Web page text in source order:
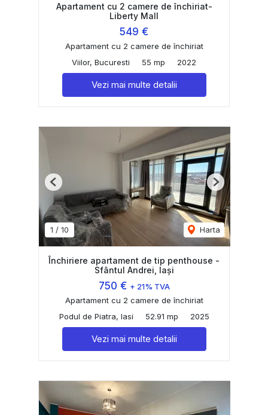
Apartament cu 2 camere de închiriat-
Liberty Mall
549 €
Apartament cu 2 camere de închiriat
Viilor, Bucuresti
55 mp 2022
Vezi mai multe detalii
1 / 10 Harta
Previous Next
Închiriere apartament de tip penthouse -
Sfântul Andrei, Iași
750 € + 21% TVA
Apartament cu 2 camere de închiriat
Podul de Piatra, Iasi
52.91 mp 2025
Vezi mai multe detalii